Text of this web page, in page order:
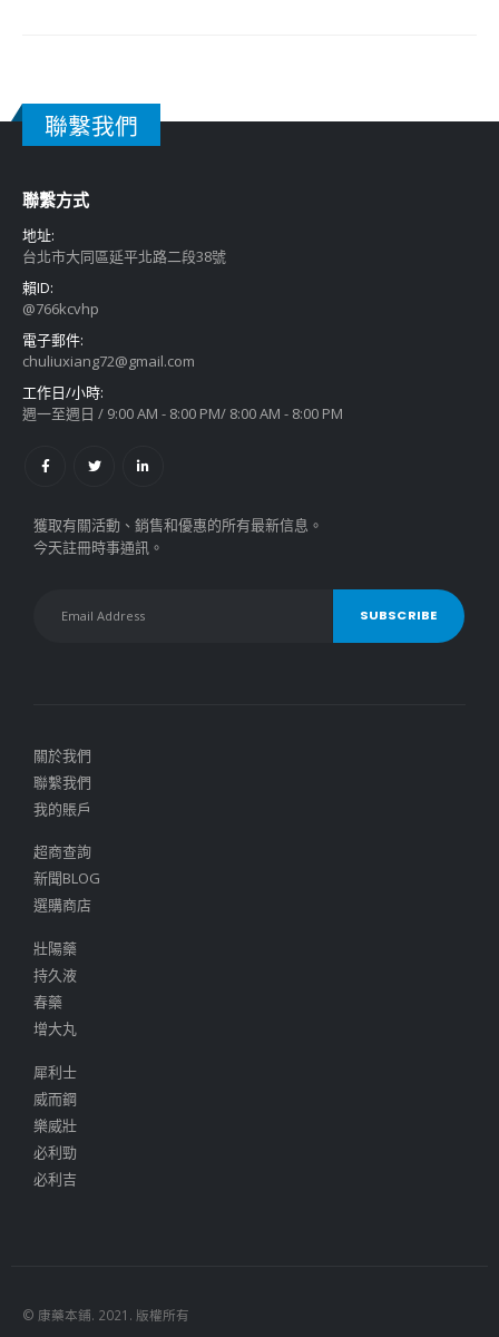
聯繫我們
聯繫方式
地址:
台北市大同區延平北路二段38號
賴ID:
@766kcvhp
電子郵件:
chuliuxiang72@gmail.com
工作日/小時:
週一至週日 / 9:00 AM - 8:00 PM/ 8:00 AM - 8:00 PM
獲取有關活動、銷售和優惠的所有最新信息。
今天註冊時事通訊。
關於我們
聯繫我們
我的賬戶
超商查詢
新聞BLOG
選購商店
壯陽藥
持久液
春藥
增大丸
犀利士
威而鋼
樂威壯
必利勁
必利吉
© 康藥本鋪. 2021. 版權所有